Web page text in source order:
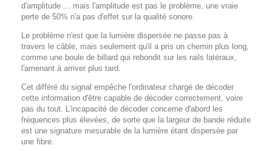
d'amplitude ... mais l'amplitude est pas le problème, une vraie
perte de 50% n'a pas d'effet sur la qualité sonore.
Le problème n'est que la lumière dispersée ne passe pas à
travers le câble, mais seulement qu'il a pris un chemin plus long,
comme une boule de billard qui rebondit sur les rails latéraux,
l'amenant à arriver plus tard.
Cet différé du signal empêche l'ordinateur chargé de décoder
cette information d'être capable de décoder correctement, voire
pas du tout.
L'incapacité de décoder concerne d'abord les
fréquences plus élevées, de sorte que la largeur de bande réduite
est une signature mesurable de la lumière étant dispersée par
une fibre.